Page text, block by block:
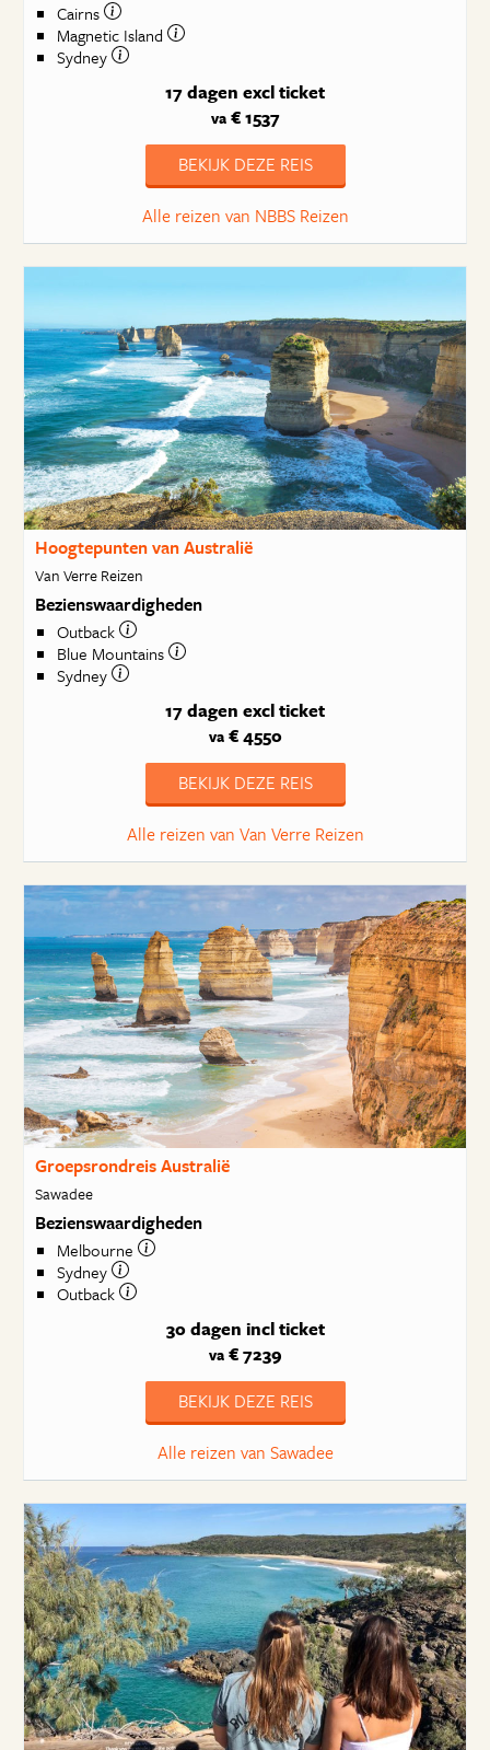
Cairns
Magnetic Island
Sydney
17 dagen excl ticket
va€ 1537
BEKIJK DEZE REIS
Alle reizen van NBBS Reizen
Hoogtepunten van Australië
Van Verre Reizen
Bezienswaardigheden
Outback
Blue Mountains
Sydney
17 dagen excl ticket
va€ 4550
BEKIJK DEZE REIS
Alle reizen van Van Verre Reizen
Groepsrondreis Australië
Sawadee
Bezienswaardigheden
Melbourne
Sydney
Outback
30 dagen incl ticket
va€ 7239
BEKIJK DEZE REIS
Alle reizen van Sawadee